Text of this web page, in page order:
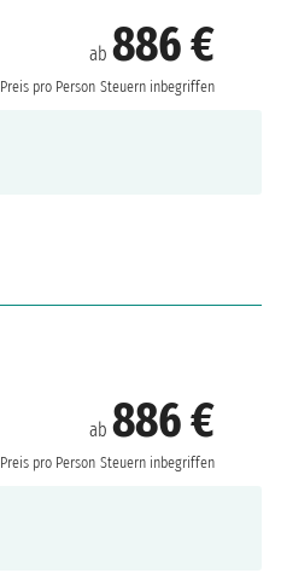
ab886 €
Preis pro Person Steuern inbegriffen
ab886 €
Preis pro Person Steuern inbegriffen